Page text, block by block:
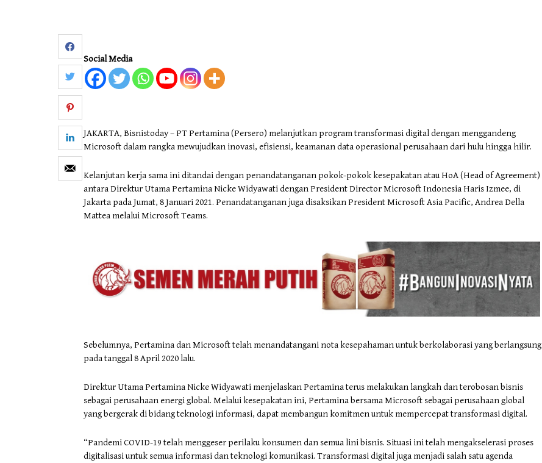
Social Media
JAKARTA, Bisnistoday – PT Pertamina (Persero) melanjutkan program transformasi digital dengan menggandeng
Microsoft dalam rangka mewujudkan inovasi, efisiensi, keamanan data operasional perusahaan dari hulu hingga hilir.
Kelanjutan kerja sama ini ditandai dengan penandatanganan pokok-pokok kesepakatan atau HoA (Head of Agreement)
antara Direktur Utama Pertamina Nicke Widyawati dengan President Director Microsoft Indonesia Haris Izmee, di
Jakarta pada Jumat, 8 Januari 2021. Penandatanganan juga disaksikan President Microsoft Asia Pacific, Andrea Della
Mattea melalui Microsoft Teams.
Sebelumnya, Pertamina dan Microsoft telah menandatangani nota kesepahaman untuk berkolaborasi yang berlangsung
pada tanggal 8 April 2020 lalu.
Direktur Utama Pertamina Nicke Widyawati menjelaskan Pertamina terus melakukan langkah dan terobosan bisnis
sebagai perusahaan energi global. Melalui kesepakatan ini, Pertamina bersama Microsoft sebagai perusahaan global
yang bergerak di bidang teknologi informasi, dapat membangun komitmen untuk mempercepat transformasi digital.
“Pandemi COVID-19 telah menggeser perilaku konsumen dan semua lini bisnis. Situasi ini telah mengakselerasi proses
digitalisasi untuk semua informasi dan teknologi komunikasi. Transformasi digital juga menjadi salah satu agenda